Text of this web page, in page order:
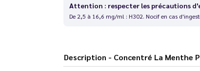
Attention : respecter les précautions
De 2,5 à 16,6 mg/ml : H302. Nocif en cas
Description - Concentré La